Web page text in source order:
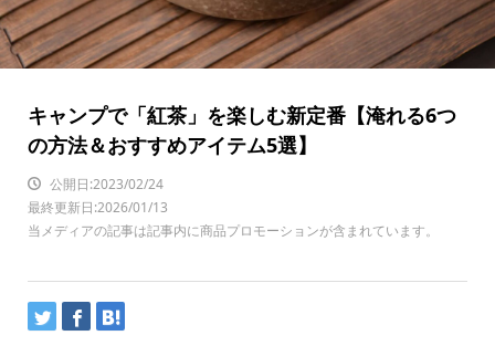
キャンプで「紅茶」を楽しむ新定番【淹れる6つ
の方法＆おすすめアイテム5選】
公開日:2023/02/24
最終更新日:2026/01/13
当メディアの記事は記事内に商品プロモーションが含まれています。